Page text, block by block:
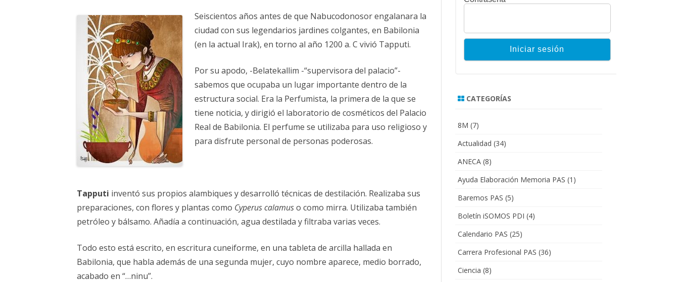
FEMINISMO E IGUALDAD ACTUALIDAD
PUBLICACIONES
MUJERES DE LA INTERSINDICAL
ESTATUTOS
AFILIACIÓN
Mujeres.Tapputi-
Belatekallim,
la
primera
química
de
Seiscientos años antes de que Nabucodonosor engalanara la
ciudad con sus legendarios jardines colgantes, en Babilonia
(en la actual Irak), en torno al año 1200 a. C vivió Tapputi.
Por su apodo, -Belatekallim -“supervisora del palacio”-
sabemos que ocupaba un lugar importante dentro de la
estructura social. Era la Perfumista, la primera de la que se
tiene noticia, y dirigió el laboratorio de cosméticos del Palacio
Real de Babilonia. El perfume se utilizaba para uso religioso y
para disfrute personal de personas poderosas.
Tapputi inventó sus propios alambiques y desarrolló técnicas de destilación. Realizaba sus
preparaciones, con flores y plantas como Cyperus calamuso como mirra. Utilizaba también
petróleo y bálsamo. Añadía a continuación, agua destilada y filtraba varias veces.
Todo esto está escrito, en escritura cuneiforme, en una tableta de arcilla hallada en
Babilonia, que habla además de una segunda mujer, cuyo nombre aparece, medio borrado,
acabado en “…ninu”.
CATEGORÍAS
8M (7)
Actualidad (34)
ANECA(8)
Ayuda Elaboración Memoria PAS (1)
Baremos PAS (5)
Boletín iSOMOS PDI (4)
Calendario PAS (25)
Carrera Profesional PAS (36)
Ciencia (8)